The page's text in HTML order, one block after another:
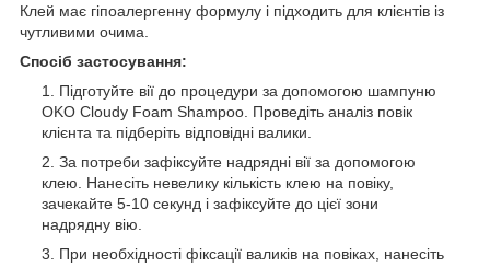
Клей має гіпоалергенну формулу і підходить для клієнтів із
чутливими очима.
Спосіб застосування:
Підготуйте вії до процедури за допомогою шампуню
OKO Cloudy Foam Shampoo. Проведіть аналіз повік
клієнта та підберіть відповідні валики.
За потреби зафіксуйте надрядні вії за допомогою
клею. Нанесіть невелику кількість клею на повіку,
зачекайте 5-10 секунд і зафіксуйте до цієї зони
надрядну вію.
При необхідності фіксації валиків на повіках, нанесіть